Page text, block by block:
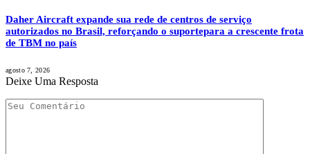
Daher Aircraft expande sua rede de centros de serviço
autorizados no Brasil, reforçando o suportepara a crescente frota
de TBM no país
agosto 7, 2026
Deixe Uma Resposta